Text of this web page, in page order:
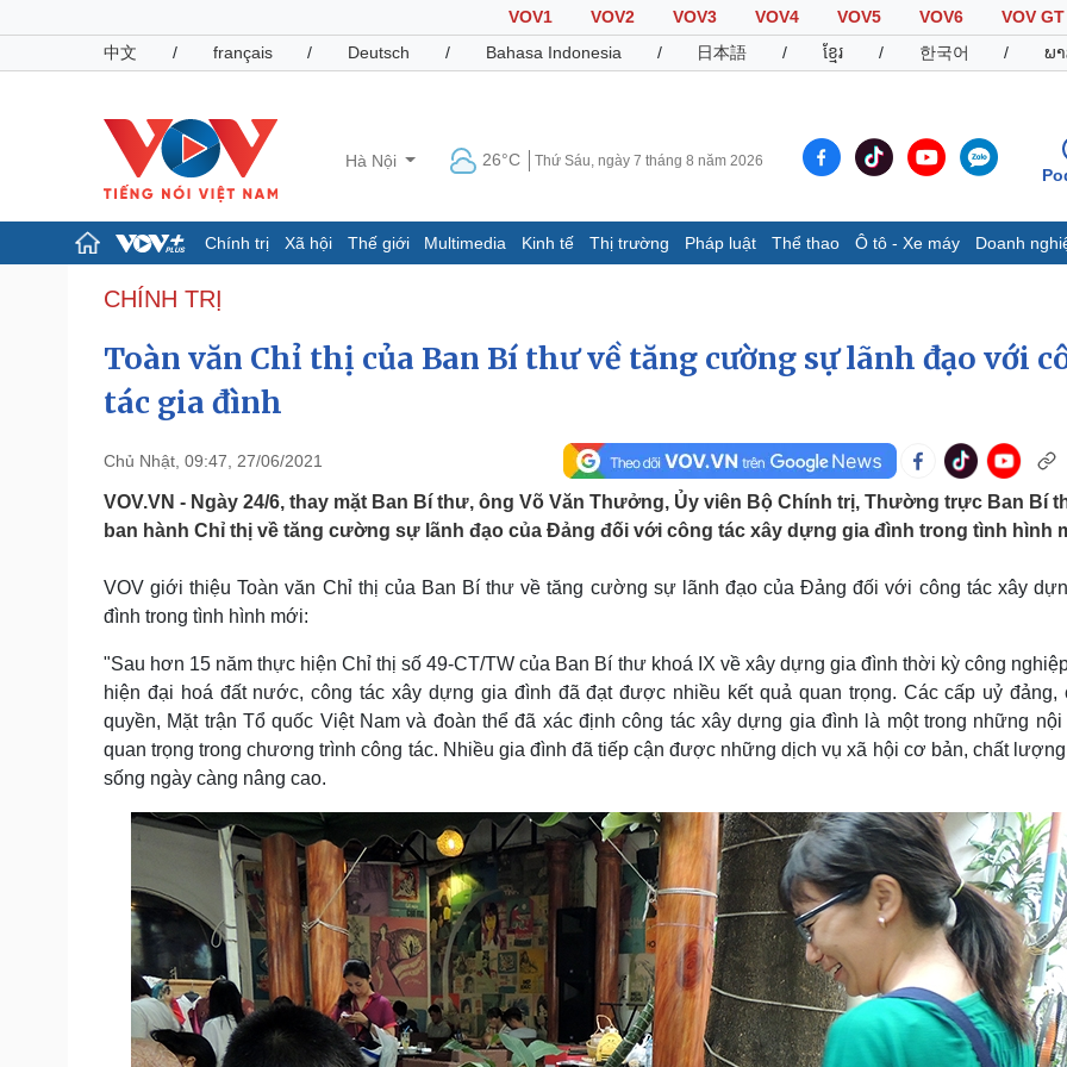
VOV1 VOV2 VOV3 VOV4 VOV5 VOV6
VOV GT
中文
/ français / Deutsch / Bahasa Indonesia / 日本語 / ខ្មែរ / 한국어 / ພ
Hà Nội 26°C Thứ Sáu, ngày 7 tháng 8 năm 2026
Chính trị Xã hội Thế giới Multimedia Kinh tế Thị trường Pháp luật Thể thao Ô tô - Xe máy Doanh
Chính trị
Tổ chức nhân sự
Quốc hội
Nhận diện sự thật
Dự báo thời tiết
Giáo dục
Cuộc sống đó đây
Hồ sơ
Ảnh
E-Magazine
Pháp luật
Vụ án
Quân sự - Quốc phòng
Vũ khí
Việt Nam
Thể thao
Bóng đá
Lịch thi đấu bóng đá
eSports
Ô tô - Xe máy
Xe máy
Sức khỏe
Dinh dưỡng - món ngon
Cây thuốc
Sản phụ khoa
Nhi khoa
Nam khoa
Làm đẹp - giảm cân
Phòng mạch online
Ăn sạch sống khỏe
Đời sống
Nhà đẹp
Blog
Tình yêu - Gia đình
Văn hóa
Sân khấu - Điện ảnh
Văn học
Âm nhạc
Giải trí
Nghệ sĩ
Thời trang
Sao Việt
Cải chính
CHÍNH TRỊ
Toàn văn Chỉ thị của Ban Bí thư về tăng cường sự lãnh đạo với
tác gia đình
Chủ Nhật, 09:47, 27/06/2021
VOV.VN - Ngày 24/6, thay mặt Ban Bí thư, ông Võ Văn Thưởng, Ủy viên Bộ Chính trị, Thường trực Ban Bí
ban hành Chỉ thị về tăng cường sự lãnh đạo của Đảng đối với công tác xây dựng gia đình trong tình hình
VOV giới thiệu Toàn văn Chỉ thị của Ban Bí thư về tăng cường sự lãnh đạo của Đảng đối với công tác xây
đình trong tình hình mới:
"Sau hơn 15 năm thực hiện Chỉ thị số 49-CT/TW của Ban Bí thư khoá IX về xây dựng gia đình thời kỳ công
hiện đại hoá đất nước, công tác xây dựng gia đình đã đạt được nhiều kết quả quan trọng. Các cấp uỷ đảng,
quyền, Mặt trận Tổ quốc Việt Nam và đoàn thể đã xác định công tác xây dựng gia đình là một trong những nội
quan trọng trong chương trình công tác. Nhiều gia đình đã tiếp cận được những dịch vụ xã hội cơ bản, chất
sống ngày càng nâng cao.